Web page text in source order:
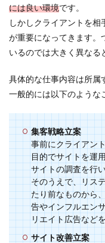
てい
人、
向い
てい
ない
向い
てい
る人
3.2
向い
てい
ない
人
4
Web
マー
ケタ
には良い環境です。
しかしクライアントを
が重要になってきます。
いるのでは大きく異なる
具体的な仕事内容は所属
一般的には以下のような
集客戦略立案
事前にクライアン
目的でサイトを運
サイトの調査を行
そのうえで、リス
たり前なものから
告やインフルエン
リエイト広告など
サイト改善立案